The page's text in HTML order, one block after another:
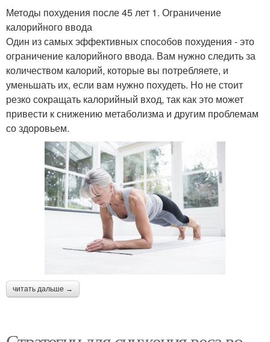
Методы похудения после 45 лет 1. Ограничение
калорийного ввода
Один из самых эффективных способов похудения - это
ограничение калорийного ввода. Вам нужно следить за
количеством калорий, которые вы потребляете, и
уменьшать их, если вам нужно похудеть. Но не стоит
резко сокращать калорийный вход, так как это может
привести к снижению метаболизма и другим проблемам
со здоровьем.
читать дальше →